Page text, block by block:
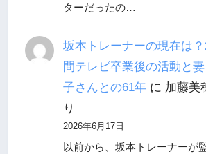
ターだったの…
坂本トレーナーの現在は
間テレビ卒業後の活動と
子さんとの61年に 加藤美
り
2026年6月17日
以前から、坂本トレーナーが